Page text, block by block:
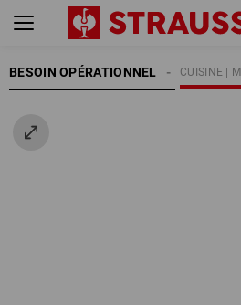
BESOIN OPÉRATIONNEL CUISINE |